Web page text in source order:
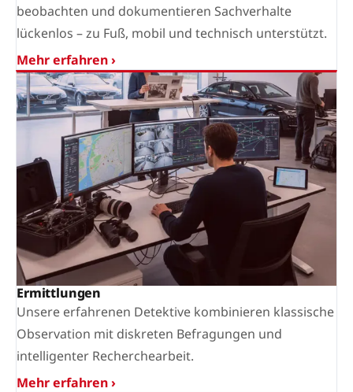
beobachten und dokumentieren Sachverhalte
lückenlos – zu Fuß, mobil und technisch unterstützt.
Mehr erfahren ›
Ermittlungen
Unsere erfahrenen Detektive kombinieren klassische
Observation mit diskreten Befragungen und
intelligenter Recherchearbeit.
Mehr erfahren ›